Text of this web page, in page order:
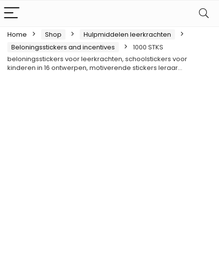
Home Shop
Hulpmiddelen leerkrachten
Beloningsstickers and incentives
1000 STKS
beloningsstickers voor leerkrachten, schoolstickers voor
kinderen in 16 ontwerpen, motiverende stickers leraar…